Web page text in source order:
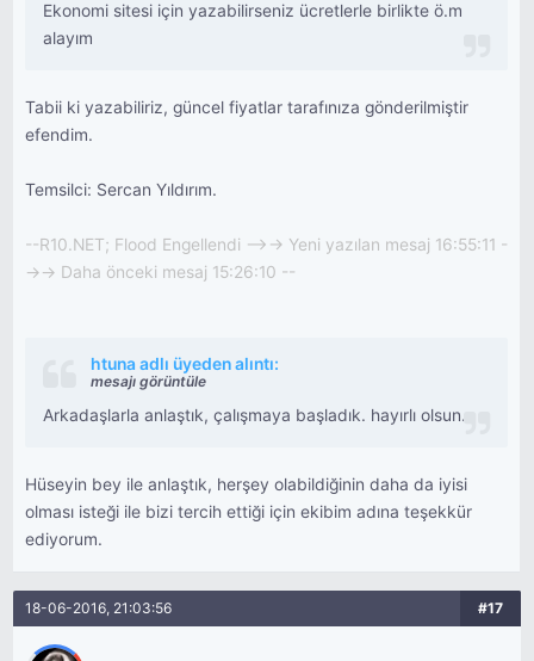
Ekonomi sitesi için yazabilirseniz ücretlerle birlikte ö.m
alayım
Tabii ki yazabiliriz, güncel fiyatlar tarafınıza gönderilmiştir
efendim.
Temsilci: Sercan Yıldırım.
--R10.NET; Flood Engellendi -->-> Yeni yazılan mesaj 16:55:11 -
->-> Daha önceki mesaj 15:26:10 --
htuna adlı üyeden alıntı:
mesajı görüntüle
Arkadaşlarla anlaştık, çalışmaya başladık. hayırlı olsun.
Hüseyin bey ile anlaştık, herşey olabildiğinin daha da iyisi
olması isteği ile bizi tercih ettiği için ekibim adına teşekkür
ediyorum.
18-06-2016, 21:03:56 #17